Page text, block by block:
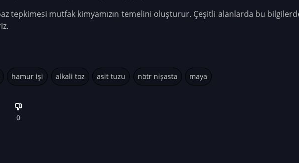
tepkimesi mutfak kimyamızın temelini oluşturur. Çeşitli alanlarda bu
hamur işi alkali toz asit tuzu nötr nişasta maya
0